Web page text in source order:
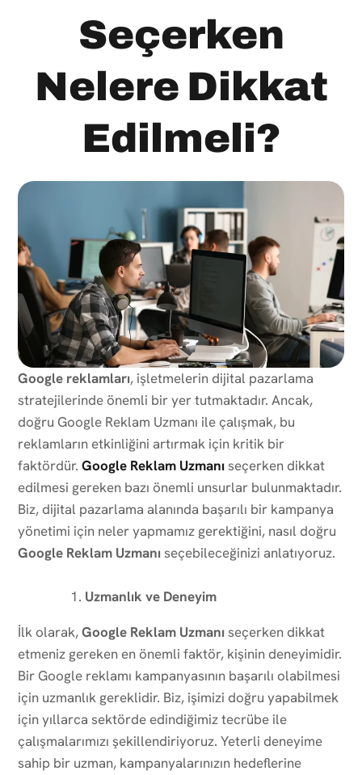
Seçerken
Nelere Dikkat
Edilmeli?
Google reklamları, işletmelerin dijital pazarlama
stratejilerinde önemli bir yer tutmaktadır. Ancak,
doğru Google Reklam Uzmanı ile çalışmak, bu
reklamların etkinliğini artırmak için kritik bir
faktördür. Google Reklam Uzmanıseçerken dikkat
edilmesi gereken bazı önemli unsurlar bulunmaktadır.
Biz, dijital pazarlama alanında başarılı bir kampanya
yönetimi için neler yapmamız gerektiğini, nasıl doğru
Google Reklam Uzmanı seçebileceğinizi anlatıyoruz.
Uzmanlık ve Deneyim
İlk olarak,Google Reklam Uzmanı seçerken dikkat
etmeniz gereken en önemli faktör, kişinin deneyimidir.
Bir Google reklamı kampanyasının başarılı olabilmesi
için uzmanlık gereklidir. Biz, işimizi doğru yapabilmek
için yıllarca sektörde edindiğimiz tecrübe ile
çalışmalarımızı şekillendiriyoruz. Yeterli deneyime
sahip bir uzman, kampanyalarınızın hedeflerine